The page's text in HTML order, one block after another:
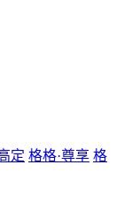
定 格格·尊享 格